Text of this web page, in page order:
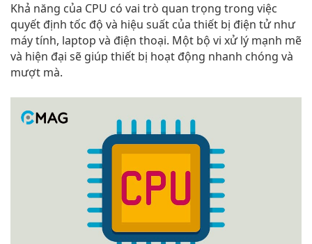
Khả năng của CPU có vai trò quan trọng trong việc
quyết định tốc độ và hiệu suất của thiết bị điện tử như
máy tính, laptop và điện thoại. Một bộ vi xử lý mạnh mẽ
và hiện đại sẽ giúp thiết bị hoạt động nhanh chóng và
mượt mà.